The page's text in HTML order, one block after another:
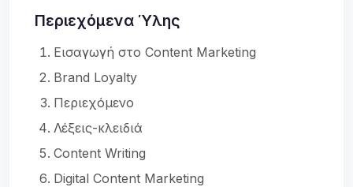
Περιεχόμενα Ύλης
Εισαγωγή στο Content Marketing
Brand Loyalty
Περιεχόμενο
Λέξεις-κλειδιά
Content Writing
Digital Content Marketing